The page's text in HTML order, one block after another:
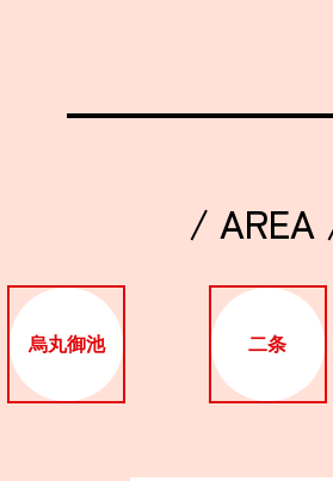
/ AREA
烏丸御池 二条